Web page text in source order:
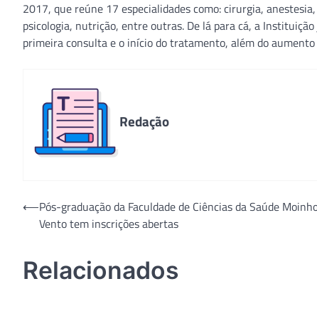
2017, que reúne 17 especialidades como: cirurgia,
psicologia, nutrição, entre outras. De lá para cá, a
primeira consulta e o início do tratamento, além do
Redação
Navegação
⟵Pós-graduação da Faculdade de Ciências da Saúde
Vento tem inscrições abertas
Relacionados